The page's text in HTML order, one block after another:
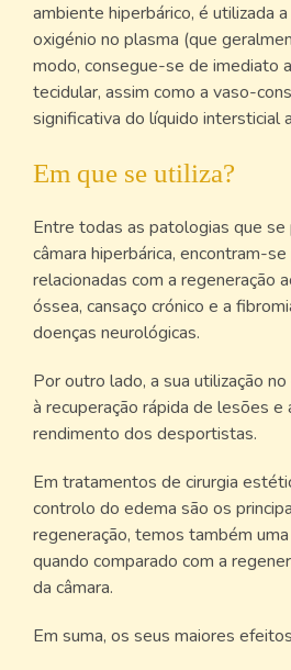
ambiente hiperbárico, é utilizada
oxigénio no plasma (que
modo, consegue-se de imediato
tecidular, assim como a vaso-
significativa do líquido intersticial
Em que se utiliza?
Entre todas as patologias que
câmara hiperbárica, encontram-
relacionadas com a regeneração
óssea, cansaço crónico e a
doenças neurológicas.
Por outro lado, a sua utilização
à recuperação rápida de lesões e
rendimento dos desportistas.
Em tratamentos de cirurgia
controlo do edema são os
regeneração, temos também
quando comparado com a
da câmara.
Em suma, os seus maiores